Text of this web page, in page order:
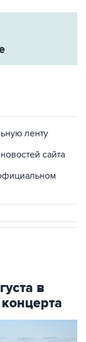
ленту
сайта
в